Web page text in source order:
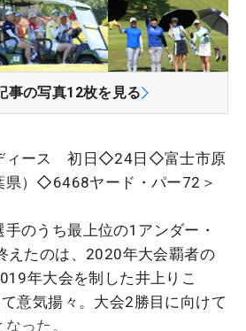
事の写真12枚を見る
ィース 初日◇24日◇富士市原
県）◇6468ヤード・パー72＞
のうち最上位の1アンダー・
えたのは、2020年大会覇者の
年大会を制した井上りこ
意気揚々。大会2勝目に向けて
った。